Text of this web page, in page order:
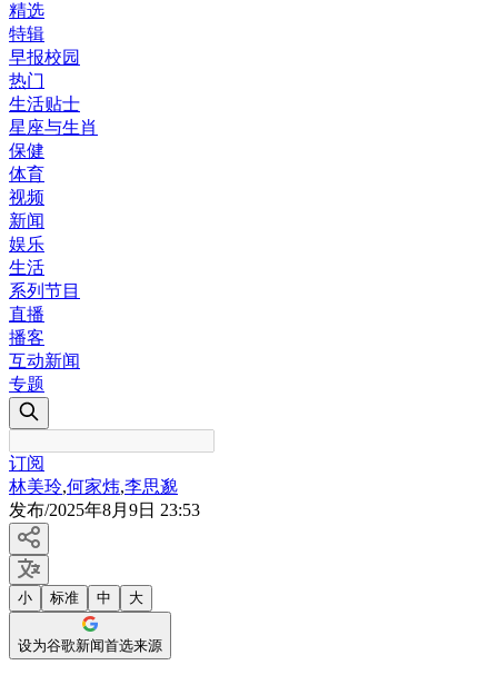
精选
特辑
早报校园
热门
生活贴士
星座与生肖
保健
体育
视频
新闻
娱乐
生活
系列节目
直播
播客
互动新闻
专题
订阅
林美玲,何家炜,李思邈
发布/2025年8月9日 23:53
小 标准 中 大
设为谷歌新闻首选来源